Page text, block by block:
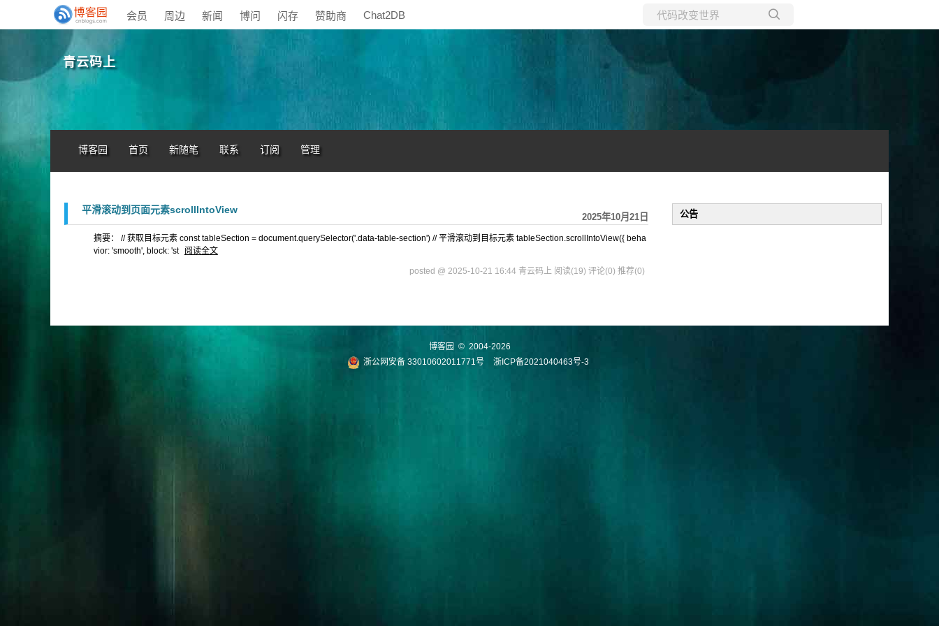
会员 周边 新闻 博问 闪存 赞助商 Chat2DB
青云码上
博客园 首页 新随笔 联系 订阅 管理
2025年10月21日
平滑滚动到页面元素scrollIntoView
摘要： // 获取目标元素 const tableSection = document.querySelector('.data-table-section') // 平滑滚动到目标元素 tableSection.scrollIntoView({ beha
vior: 'smooth', block: 'st 阅读全文
posted @ 2025-10-21 16:44 青云码上 阅读(19) 评论(0) 推荐(0)
公告
博客园 © 2004-2026
浙公网安备 33010602011771号
浙ICP备2021040463号-3